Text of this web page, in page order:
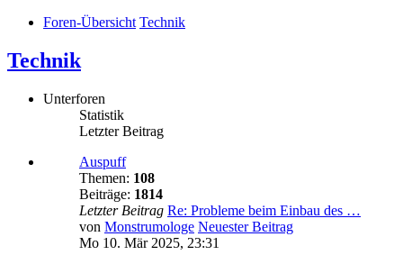
Foren-Übersicht Technik
Technik
Unterforen
Statistik
Letzter Beitrag
Auspuff
Themen: 108
Beiträge: 1814
Letzter Beitrag Re: Probleme beim Einbau des …
von Monstrumologe Neuester Beitrag
Mo 10. Mär 2025, 23:31